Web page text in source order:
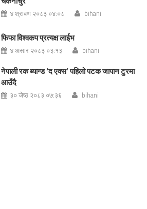
४ श्रावण २०८३ ०४:०८ bihani
फिफा विश्वकप प्रत्यक्ष लाईभ
४ असार २०८३ ०३:१३ bihani
नेपाली रक ब्यान्ड ‘द एक्स’ पहिलो पटक जापान टुरमा
आउँदै
३० जेष्ठ २०८३ ०७:३६ bihani